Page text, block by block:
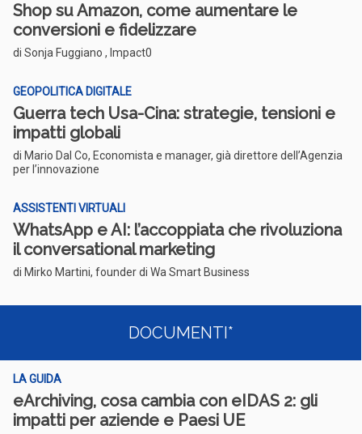
Shop su Amazon, come aumentare le
conversioni e fidelizzare
di Sonja Fuggiano , Impact0
GEOPOLITICA DIGITALE
Guerra tech Usa-Cina: strategie, tensioni e
impatti globali
di Mario Dal Co, Economista e manager, già direttore dell’Agenzia
per l’innovazione
ASSISTENTI VIRTUALI
WhatsApp e AI: l’accoppiata che rivoluziona
il conversational marketing
di Mirko Martini, founder di Wa Smart Business
DOCUMENTI*
LA GUIDA
eArchiving, cosa cambia con eIDAS 2: gli
impatti per aziende e Paesi UE